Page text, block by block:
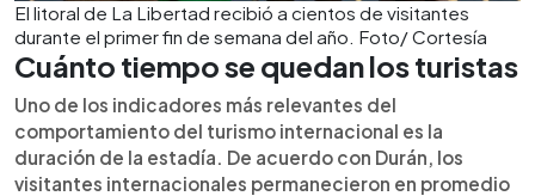
El litoral de La Libertad recibió a cientos de visitantes
durante el primer fin de semana del año. Foto/ Cortesía
Cuánto tiempo se quedan los turistas
Uno de los indicadores más relevantes del
comportamiento del turismo internacional es la
duración de la estadía. De acuerdo con Durán, los
visitantes internacionales permanecieron en promedio